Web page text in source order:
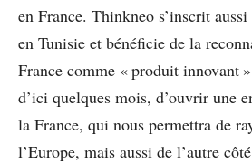
en France. Thinkneo s’inscrit
en Tunisie et bénéficie de la
France comme « produit innovant
d’ici quelques mois, d’ouvrir une
la France, qui nous permettra de
l’Europe, mais aussi de l’autre